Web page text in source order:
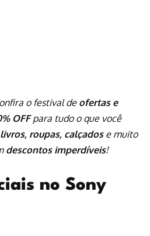
o festival de ofertas e
OFFpara tudo o que você
roupas, calçadose muito
descontos imperdíveis!
no Sony